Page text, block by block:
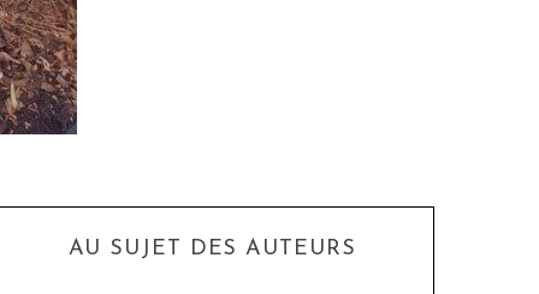
AU SUJET DES AUTEURS